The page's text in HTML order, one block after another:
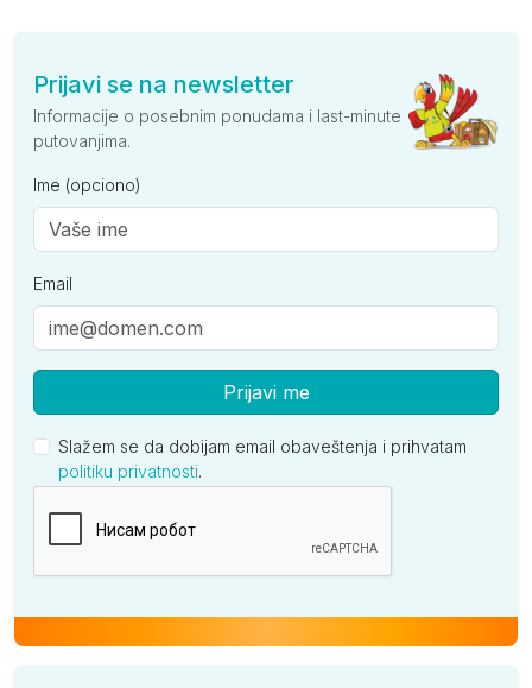
Prijavi se na newsletter
Informacije o posebnim ponudama i last-minute
putovanjima.
Ime (opciono)
Email
Prijavi me
Slažem se da dobijam email obaveštenja i prihvatam
politiku privatnosti.